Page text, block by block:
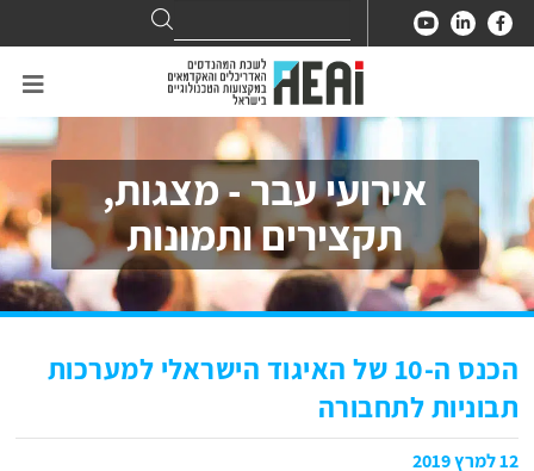
for:
Search
אירועי עבר - מצגות,
תקצירים ותמונות
הכנס ה-10 של האיגוד הישראלי למערכות
תבוניות לתחבורה
12 למרץ 2019